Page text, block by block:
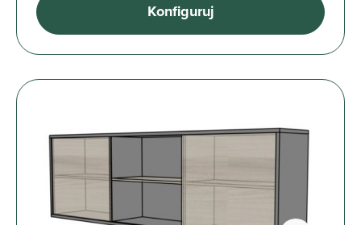
Konfiguruj